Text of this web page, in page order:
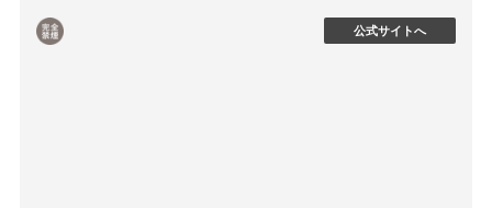
公式サイトへ